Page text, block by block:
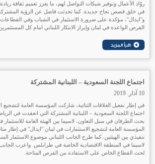
روّاد الأعمال وتوفير شبكات التواصل لهم، ما يعزز تعميم ثقافة ريادة
في خلق قصص نجاح جديدة. كما تحدثت فاضل عن الرؤية
و"ايدال"، مؤكدة على ضرورة الاستثمار في الشباب وفي القطاعات
الفرص الواعدة في لبنان وإبراز الابتكار اللبناني امام كل
اجتماع اللجنة السعودية – اللبنانية المشتركة
10 آذار. 2019
في إطار تفعيل العلاقات الثنائية، شاركت المؤسسة العامة لتشجيع
بحث الطرفان في سبل التعاون، لاسيما بين الهيئة العامة للاستثمار
المؤسسة العامة لتشجيع الاستثمارات في لبنان "ايدال" في إطار
تنفيذي بين الهيئتين. كما طرح الجانب اللبناني موضوع الاستثمار
لاسيما في المنطقة الاقتصادية الخاصة في طرابلس. واعرب
لحث القطاع الخاص على الاستفادة من الفرص المتاحة.